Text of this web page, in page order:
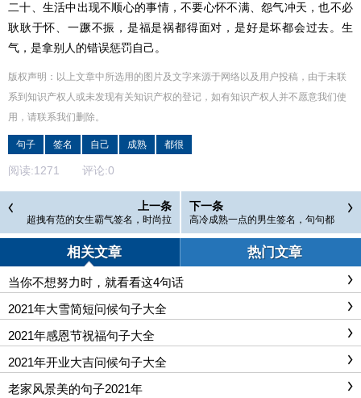
二十、生活中出现不顺心的事情，不要心怀不满、怨气冲天，也不必
耿耿于怀、一蹶不振，是福是祸都得面对，是好是坏都会过去。生
气，是拿别人的错误惩罚自己。
版权声明：以上文章中所选用的图片及文字来源于网络以及用户投稿，由于未联
系到知识产权人或未发现有关知识产权的登记，如有知识产权人并不愿意我们使
用，请联系我们删除。
句子 签名 自己 成熟 都很
阅读:1271 评论:0
上一条
超拽有范的女生霸气签名，时尚拉
风，惊艳你的朋友圈！
下一条
高冷成熟一点的男生签名，句句都
很拽，酷到爆！
相关文章 热门文章
当你不想努力时，就看看这4句话
2021年大雪简短问候句子大全
2021年感恩节祝福句子大全
2021年开业大吉问候句子大全
老家风景美的句子2021年